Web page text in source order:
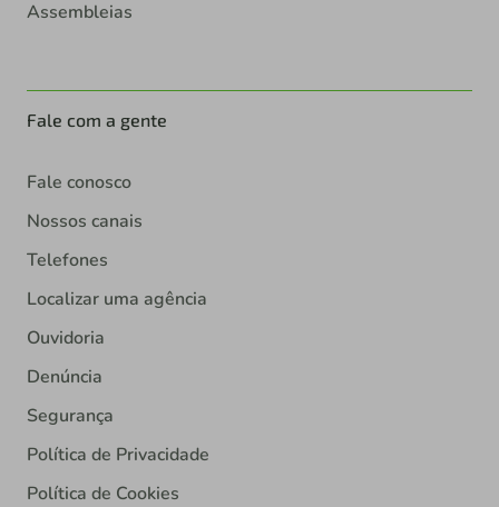
Assembleias
Fale com a gente
Fale conosco
Nossos canais
Telefones
Localizar uma agência
Ouvidoria
Denúncia
Segurança
Política de Privacidade
Política de Cookies